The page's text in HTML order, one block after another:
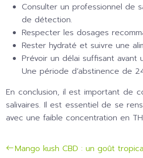
Consulter un professionnel de
de détection.
Respecter les dosages
Rester hydraté et suivre une
Prévoir un délai suffisant avant
Une période d’abstinence de
En conclusion, il est important de
salivaires. Il est essentiel de se
avec une faible concentration en
Mango kush CBD : un goût